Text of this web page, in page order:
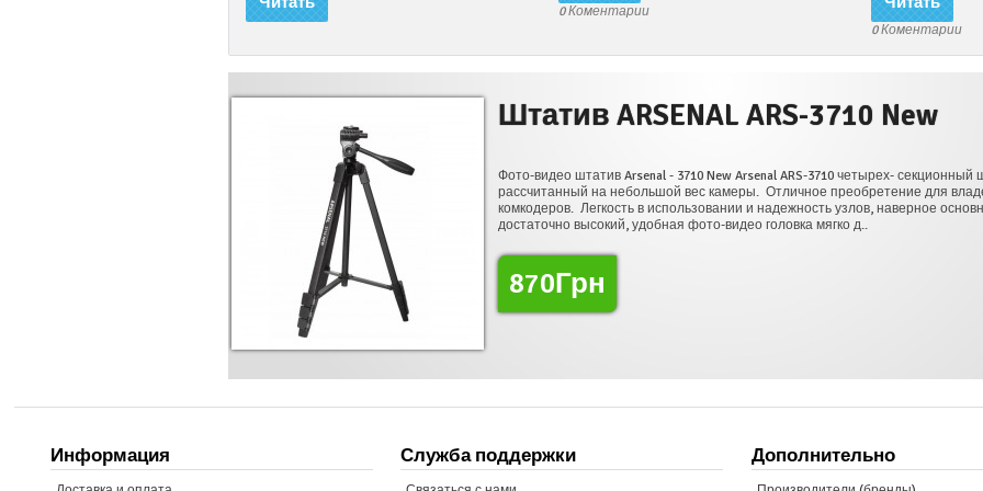
0 Коментарии
0 Коментарии
Штатив ARSENAL ARS-3710 New
Фото-видео штатив Arsenal - 3710 New Arsenal ARS-3710 четырех- секционный штатив начального уровня
рассчитанный на небольшой вес камеры. Отличное преобретение для владельцев беззеркальных камер и
комкодеров. Легкость в использовании и надежность узлов, наверное основные плюсы этого штатива, он
достаточно высокий, удобная фото-видео головка мягко д..
870Грн
Информация Служба поддержки Дополнительно